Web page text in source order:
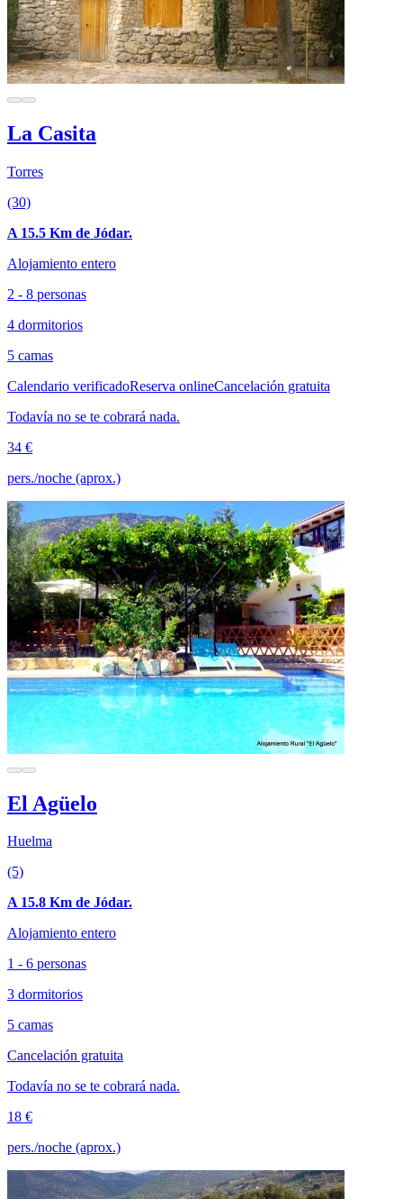
La Casita
Torres
(30)
A 15.5 Km de Jódar.
Alojamiento entero
2 - 8 personas
4 dormitorios
5 camas
Calendario verificadoReserva onlineCancelación gratuita
Todavía no se te cobrará nada.
34 €
pers./noche (aprox.)
El Agüelo
Huelma
(5)
A 15.8 Km de Jódar.
Alojamiento entero
1 - 6 personas
3 dormitorios
5 camas
Cancelación gratuita
Todavía no se te cobrará nada.
18 €
pers./noche (aprox.)